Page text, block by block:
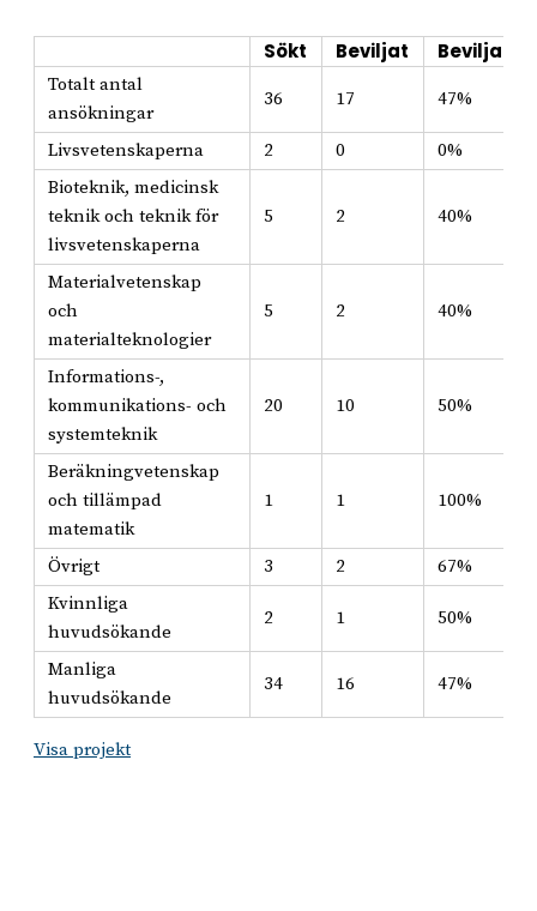
Sökt Beviljat Beviljat i
Totalt antal
ansökningar
36 17 47%
Livsvetenskaperna 2 0
0%
Bioteknik, medicinsk
teknik och teknik för
livsvetenskaperna
5 2 40%
Materialvetenskap
och
materialteknologier
5 2 40%
Informations-,
kommunikations- och
systemteknik
20 10 50%
Beräkningvetenskap
och tillämpad
matematik
1 1 100%
Övrigt 3 2
67%
Kvinnliga
huvudsökande
2 1 50%
Manliga
huvudsökande
34 16 47%
Visa projekt